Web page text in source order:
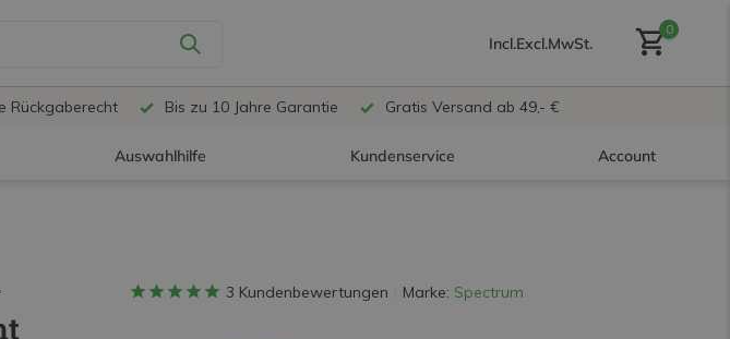
Incl.Excl.MwSt.
0
Rückgaberecht Bis zu 10 Jahre Garantie Gratis Versand ab 49,- €
Auswahlhilfe Kundenservice Account
3 Kundenbewertungen Marke: Spectrum